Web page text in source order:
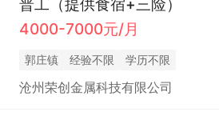
普工（提供食宿+三险）
4000-7000元/月
郭庄镇 经验不限 学历不限
沧州荣创金属科技有限公司